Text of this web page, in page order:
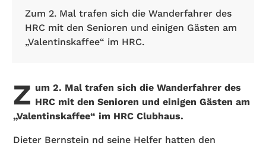
Zum 2. Mal trafen sich die Wanderfahrer des
HRC mit den Senioren und einigen Gästen am
„Valentinskaffee“ im HRC.
Z um 2. Mal trafen sich die Wanderfahrer des
HRC mit den Senioren und einigen Gästen am
„Valentinskaffee“ im HRC Clubhaus.
Dieter Bernstein nd seine Helfer hatten den